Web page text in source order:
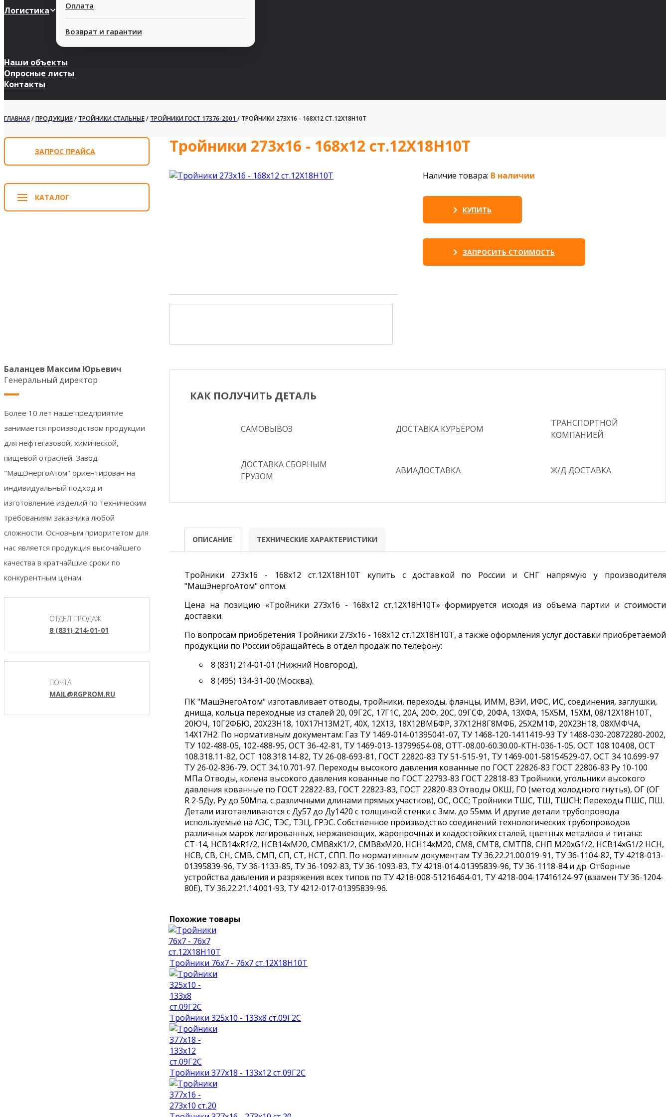
Логистика Оплата
Возврат и гарантии
Наши объекты
Опросные листы
Контакты
ГЛАВНАЯ/ПРОДУКЦИЯ/ ТРОЙНИКИ СТАЛЬНЫЕ/ ТРОЙНИКИ ГОСТ 17376-2001 / ТРОЙНИКИ 273Х16 - 168Х12 СТ.12Х18Н10Т
ЗАПРОС ПРАЙСА
КАТАЛОГ
Баланцев Максим Юрьевич
Генеральный директор
Более 10 лет наше предприятие
занимается производством продукции
для нефтегазовой, химической,
пищевой отраслей. Завод
"МашЭнергоАтом" ориентирован на
индивидуальный подход и
изготовление изделий по техническим
требованиям заказчика любой
сложности. Основным приоритетом для
нас является продукция высочайшего
качества в кратчайшие сроки по
конкурентным ценам.
ОТДЕЛ ПРОДАЖ
8 (831) 214-01-01
ПОЧТА
MAIL@RGPROM.RU
Тройники 273х16 - 168х12 ст.12Х18Н10Т
Наличие товара: В наличии
КУПИТЬ
ЗАПРОСИТЬ СТОИМОСТЬ
КАК ПОЛУЧИТЬ ДЕТАЛЬ
САМОВЫВОЗ ДОСТАВКА КУРЬЕРОМ
ТРАНСПОРТНОЙ
КОМПАНИЕЙ
ДОСТАВКА СБОРНЫМ
ГРУЗОМ
АВИАДОСТАВКА Ж/Д ДОСТАВКА
ОПИСАНИЕ ТЕХНИЧЕСКИЕ ХАРАКТЕРИСТИКИ
Тройники 273х16 - 168х12 ст.12Х18Н10Т купить с доставкой по России и СНГ напрямую у производителя
"МашЭнергоАтом" оптом.
Цена на позицию «Тройники 273х16 - 168х12 ст.12Х18Н10Т» формируется исходя из объема партии и стоимости
доставки.
По вопросам приобретения Тройники 273х16 - 168х12 ст.12Х18Н10Т, а также оформления услуг доставки приобретаемой
продукции по России обращайтесь в отдел продаж по телефону:
8 (831) 214-01-01 (Нижний Новгород),
8 (495) 134-31-00 (Москва).
ПК "МашЭнегоАтом" изготавливает отводы, тройники, переходы, фланцы, ИММ, ВЭИ, ИФС, ИС, соединения, заглушки,
днища, кольца переходные из сталей 20, 09Г2С, 17Г1С, 20А, 20Ф, 20С, 09ГСФ, 20ФА, 13ХФА, 15Х5М, 15ХМ, 08/12Х18Н10Т,
20ЮЧ, 10Г2ФБЮ, 20Х23Н18, 10Х17Н13М2Т, 40Х, 12Х13, 18Х12ВМБФР, 37Х12Н8Г8МФБ, 25Х2М1Ф, 20Х23Н18, 08ХМФЧА,
14Х17Н2. По нормативным документам: Газ ТУ 1469-014-01395041-07, ТУ 1468-120-1411419-93 ТУ 1468-030-20872280-2002,
ТУ 102-488-05, 102-488-95, ОСТ 36-42-81, ТУ 1469-013-13799654-08, ОТТ-08.00-60.30.00-КТН-036-1-05, ОСТ 108.104.08, ОСТ
108.318.11-82, ОСТ 108.318.14-82, ТУ 26-08-693-81, ГОСТ 22820-83 ТУ 51-515-91, ТУ 1469-001-58154529-07, ОСТ 34 10.699-97
ТУ 26-02-836-79, ОСТ 34.10.701-97. Переходы высокого давления кованные по ГОСТ 22826-83 ГОСТ 22806-83 Ру 10-100
МПа Отводы, колена высокого давления кованные по ГОСТ 22793-83 ГОСТ 22818-83 Тройники, угольники высокого
давления кованные по ГОСТ 22822-83, ГОСТ 22823-83, ГОСТ 22820-83 Отводы ОКШ, ГО (метод холодного гнутья), ОГ (ОГ
R 2-5Ду, Ру до 50Мпа, с различными длинами прямых участков), ОС, ОСС; Тройники ТШС, ТШ, ТШСН; Переходы ПШС, ПШ.
Детали изготавливаются с Ду57 до Ду1420 с толщиной стенки с 3мм. до 55мм. И другие детали трубопровода
используемые на АЭС, ТЭС, ТЭЦ, ГРЭС. Собственное производство соединений технологических трубопроводов
различных марок легированных, нержавеющих, жаропрочных и хладостойких сталей, цветных металлов и титана:
СТ-14, НСВ14хR1/2, НСВ14хМ20, СМВ8хК1/2, СМВ8хМ20, НСН14хМ20, СМ8, СМТ8, СМТП8, СНП М20хG1/2, НСВ14хG1/2 НСН,
НСВ, СВ, СН, СМВ, СМП, СП, СТ, НСТ, СПП. По нормативным документам ТУ 36.22.21.00.019-91, ТУ 36-1104-82, ТУ 4218-013-
01395839-96, ТУ 36-1133-85, ТУ 36-1092-83, ТУ 36-1093-83, ТУ 4218-014-01395839-96, ТУ 36-1118-84 и др. Отборные
устройства давления и разряжения всех типов по ТУ 4218-008-51216464-01, ТУ 4218-004-17416124-97 (взамен ТУ 36-1204-
80Е), ТУ 36.22.21.14.001-93, ТУ 4212-017-01395839-96.
Похожие товары
Тройники 76х7 - 76х7 ст.12Х18Н10Т
Тройники 325х10 - 133х8 ст.09Г2С
Тройники 377х18 - 133х12 ст.09Г2С